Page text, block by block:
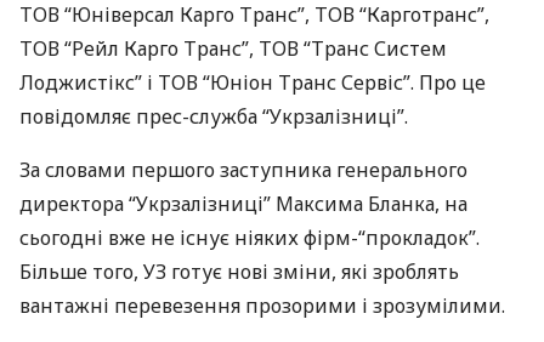
ТОВ“Юніверсал Карго Транс”, ТОВ“Карготранс”,
ТОВ“Рейл Карго Транс”, ТОВ“Транс Систем
Лоджистікс” і ТОВ“Юніон Транс Сервіс”. Про це
повідомляє прес-служба “Укрзалізниці”.
За словами першого заступника генерального
директора “Укрзалізниці” Максима Бланка, на
сьогодні вже не існує ніяких фірм-“прокладок”.
Більше того, УЗ готує нові зміни, які зроблять
вантажні перевезення прозорими і зрозумілими.